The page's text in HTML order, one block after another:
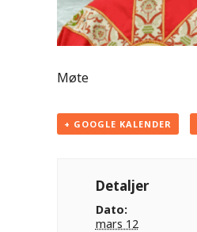
Møte
+ GOOGLE KALENDER
Detaljer
Dato:
mars 12